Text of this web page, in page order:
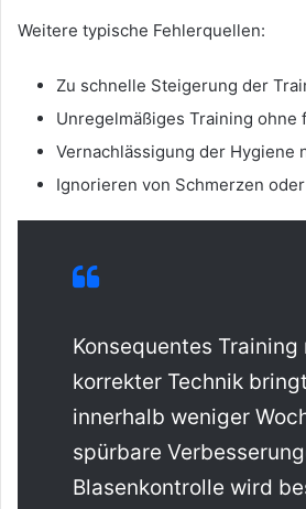
Weitere typische Fehlerquellen:
Zu schnelle Steigerung der
Unregelmäßiges Training ohne
Vernachlässigung der Hygiene
Ignorieren von Schmerzen
Konsequentes Training
korrekter Technik
innerhalb weniger
spürbare
Blasenkontrolle wird